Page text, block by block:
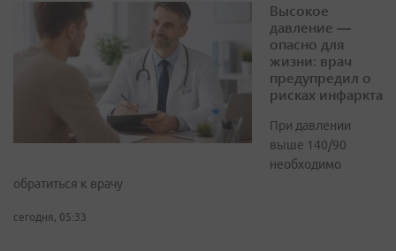
Высокое
давление —
опасно для
жизни: врач
предупредил о
рисках инфаркта
При давлении
выше 140/90
необходимо
обратиться к врачу
сегодня, 05:33